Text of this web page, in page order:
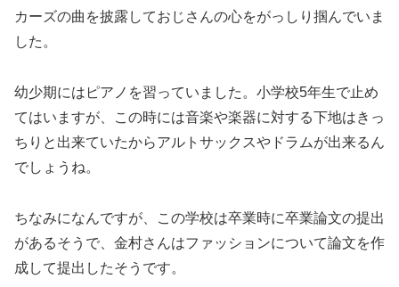
カーズの曲を披露しておじさんの心をがっしり掴んでいま
した。
幼少期にはピアノを習っていました。小学校5年生で止め
てはいますが、この時には音楽や楽器に対する下地はきっ
ちりと出来ていたからアルトサックスやドラムが出来るん
でしょうね。
ちなみになんですが、この学校は卒業時に卒業論文の提出
があるそうで、金村さんはファッションについて論文を作
成して提出したそうです。